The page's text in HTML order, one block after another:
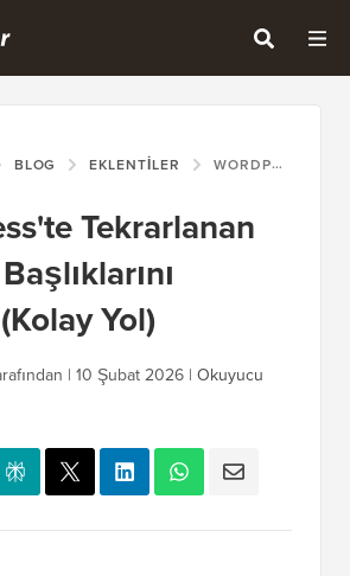
BLOG EKLENTILER WORDPRESS'TE TEKRARLANAN GÖNDERI BAŞLIKLARINI ÖNLEME (KOLAY YOL)
Tekrarlanan
Yol)
| 10 Şubat 2026 | Okuyucu